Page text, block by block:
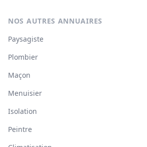
NOS AUTRES ANNUAIRES
Paysagiste
Plombier
Maçon
Menuisier
Isolation
Peintre